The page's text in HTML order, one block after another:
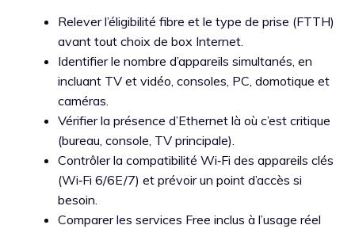
Relever l’éligibilité fibre et le type de prise (FTTH)
avant tout choix de box Internet.
Identifier le nombre d’appareils simultanés, en
incluant TV et vidéo, consoles, PC, domotique et
caméras.
Vérifier la présence d’Ethernet là où c’est critique
(bureau, console, TV principale).
Contrôler la compatibilité Wi‑Fi des appareils clés
(Wi‑Fi 6/6E/7) et prévoir un point d’accès si
besoin.
Comparer les services Free inclus à l’usage réel